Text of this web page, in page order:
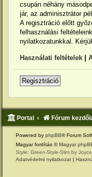
csupán néhány
jár, az adminisztrátor
A regisztráció előtt
felhasználási
nyilatkozatunkkal.
Használati feltételek |
Regisztráció
Portal Fórum
Powered by phpBB® Forum
Magyar fordítás ©Magyar
Style: Green-Style-Slim by
Adatvédelmi nyilatkozat |